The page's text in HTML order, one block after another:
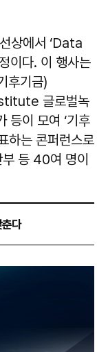
상에서 ‘Data
이다. 이 행사는
후기금)
글로벌녹
등이 모여 ‘기후
하는 콘퍼런스로
등 40여 명이
다